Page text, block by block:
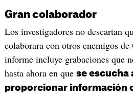
Gran colaborador
Los investigadores no descartan
colaborara con otros enemigos
informe incluye grabaciones que
hasta ahora en que se escucha
proporcionar información